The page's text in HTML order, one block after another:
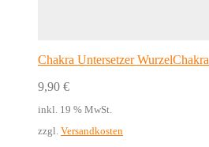
Chakra Untersetzer WurzelChakra
9,90 €
inkl. 19 % MwSt.
zzgl. Versandkosten